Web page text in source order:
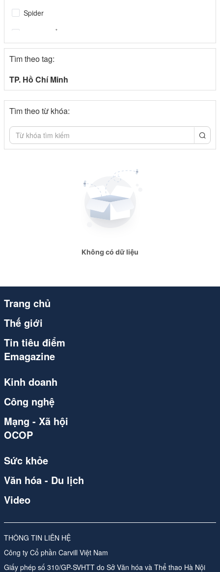
Spider
Tin tiêu điểm
congthuong.vn
Spider
congthuong.vn
congthuong.vn
congthuong.vn
congthuong.vn
congthuong.vn
congthuong.vn
congthuong.vn
Spider
congthuong.vn
Spider
Spider
Spider
Tìm theo tag:
TP. Hồ Chí Minh
Tìm theo từ khóa:
Không có dữ liệu
THÔNG TIN LIÊN HỆ
Công ty Cổ phần Carvill Việt Nam
Giấy phép số 310/GP-SVHTT do Sở Văn hóa và Thể thao Hà Nội
Trang chủ
Thế giới
Tin tiêu điểm
Emagazine
Kinh doanh
Công nghệ
Mạng - Xã hội
OCOP
Sức khỏe
Văn hóa - Du lịch
Video